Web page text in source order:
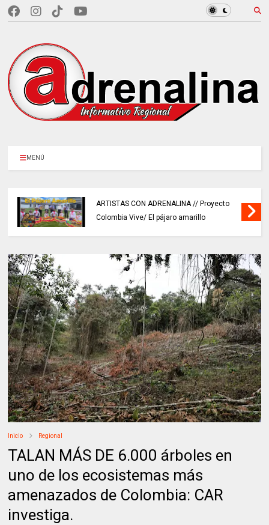
MENÚ
ARTISTAS CON ADRENALINA // Proyecto
Colombia Vive/ El pájaro amarillo
Inicio Regional
TALAN MÁS DE 6.000 árboles en
uno de los ecosistemas más
amenazados de Colombia: CAR
investiga.